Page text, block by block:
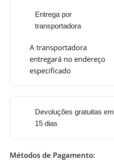
Entrega por
transportadora
A transportadora
entregará no endereço
especificado
Devoluções gratuitas em
15 dias
Métodos de Pagamento: